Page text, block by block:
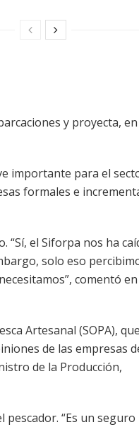
y proyecta,
importante para el
formales e
“Sí, el Siforpa nos ha
solo eso
comentó en
Artesanal (SOPA),
de las empresas
de la Producción,
“Es un seguro